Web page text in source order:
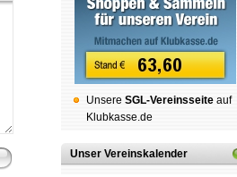
Unsere SGL-Ver­eins­sei­te auf
Klubkasse.de
Unser Vereinskalender